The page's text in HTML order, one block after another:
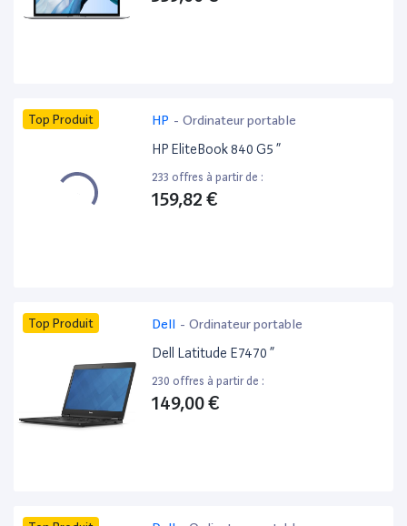
Top Produit HP - Ordinateur portable
HP EliteBook 840 G5 ”
233 offres à partir de :
159,82 €
Top Produit Dell - Ordinateur portable
Dell Latitude E7470 ”
230 offres à partir de :
149,00 €